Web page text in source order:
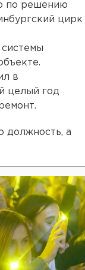
по решению
цирк
в
целый год
должность, а